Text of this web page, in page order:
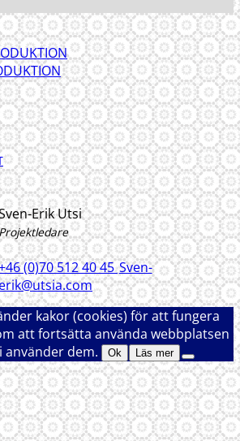
Erik Utsi
(0)70 512 40 45 Sven-
kakor (cookies) för att fungera
att fortsätta använda webbplatsen
använder dem.
Ok Läs mer